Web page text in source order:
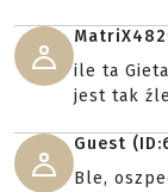
MatriX482
ile ta
jest tak
Guest
Ble,